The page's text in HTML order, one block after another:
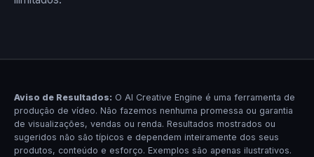
Aviso de Resultados: O AI Creative Engine é uma ferramenta de
produção de vídeo. Não fazemos nenhuma promessa ou garantia
de visualizações, vendas ou renda. Resultados mostrados ou
sugeridos não são típicos e dependem inteiramente dos seus
produtos, conteúdo e esforço. Exemplos são apenas ilustrativos.